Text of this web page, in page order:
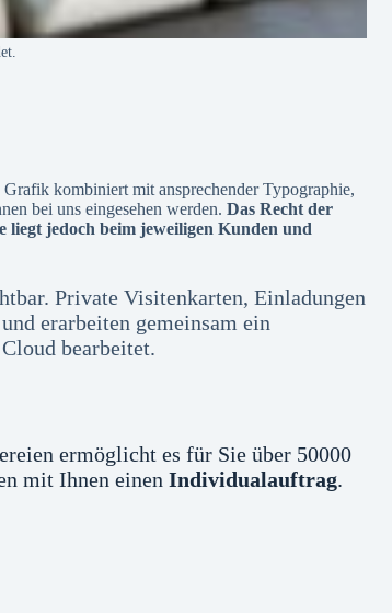
kombiniert mit ansprechender Typographie,
bei uns eingesehen werden. Das Recht der
liegt jedoch beim jeweiligen Kunden und
Private Visitenkarten, Einladungen
erarbeiten gemeinsam ein
bearbeitet.
ermöglicht es für Sie über 50000
mit Ihnen einen Individualauftrag.